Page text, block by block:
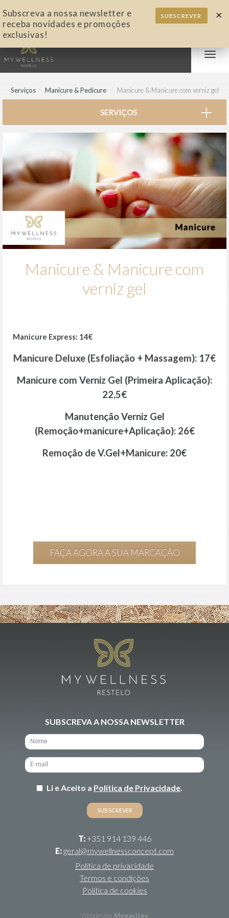
×
Subscreva a nossa newsletter e
receba novidades e promoções
exclusivas!
SUBSCREVER
Serviços Manicure & Pedicure Manicure & Manicure com verniz gel
SERVIÇOS
Manicure & Manicure com
verniz gel
Manicure Express: 14€
Manicure Deluxe (Esfoliação + Massagem): 17€
Manicure com Verniz Gel (Primeira Aplicação):
22,5€
Manutenção Verniz Gel
(Remoção+manicure+Aplicação): 26€
Remoção de V.Gel+Manicure: 20€
FAÇA AGORA A SUA MARCAÇÃO
SUBSCREVA A NOSSA NEWSLETTER
Li e Aceito a Política de Privacidade.
T:+351 914 139 446
E:geral@mywellnessconcept.com
Política de privacidade
Termos e condições
Política de cookies
Webdesign Megasites